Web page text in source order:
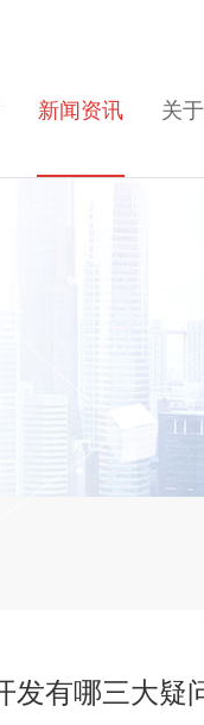
新闻资讯 关
发有哪三大疑